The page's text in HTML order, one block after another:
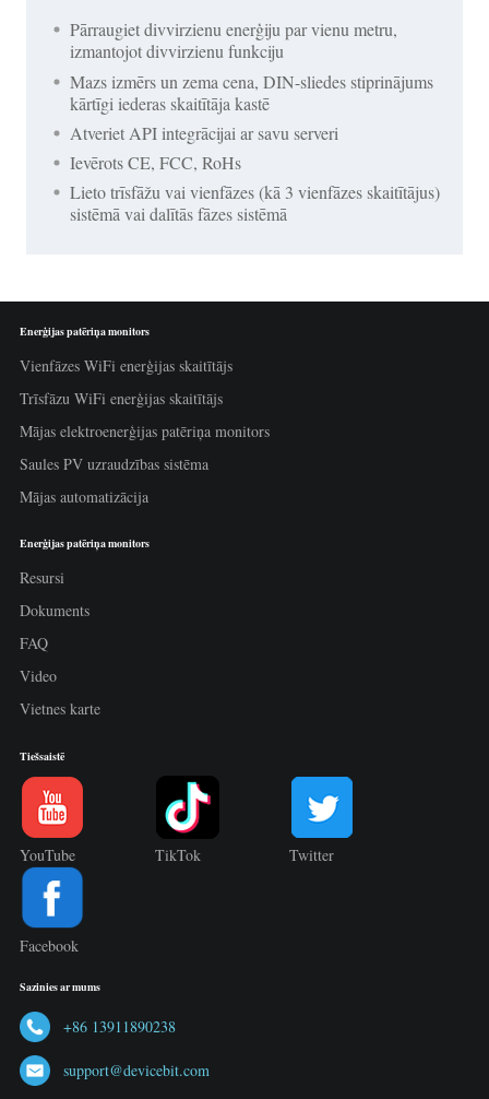
Pārraugiet divvirzienu enerģiju par vienu metru,
izmantojot divvirzienu funkciju
Mazs izmērs un zema cena, DIN-sliedes stiprinājums
kārtīgi iederas skaitītāja kastē
Atveriet API integrācijai ar savu serveri
Ievērots CE, FCC, RoHs
Lieto trīsfāžu vai vienfāzes (kā 3 vienfāzes skaitītājus)
sistēmā vai dalītās fāzes sistēmā
Enerģijas patēriņa monitors
Vienfāzes WiFi enerģijas skaitītājs
Trīsfāzu WiFi enerģijas skaitītājs
Mājas elektroenerģijas patēriņa monitors
Saules PV uzraudzības sistēma
Mājas automatizācija
Enerģijas patēriņa monitors
Resursi
Dokuments
FAQ
Video
Vietnes karte
Tiešsaistē
YouTube TikTok Twitter
Facebook
Sazinies ar mums
+86 13911890238
support@devicebit.com